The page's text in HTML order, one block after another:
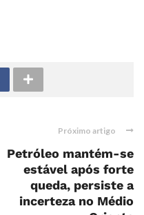
Próximo artigo
Petróleo mantém-se
estável após forte
queda, persiste a
incerteza no Médio